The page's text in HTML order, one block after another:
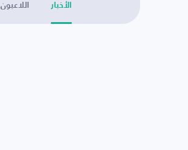
الأخبار اللاعبون